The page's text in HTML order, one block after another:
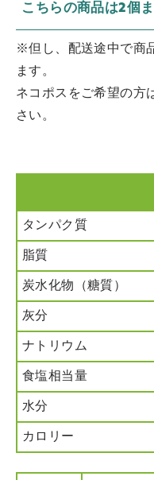
こちらの商品は2個
※但し、配送途中で商
ます。
ネコポスをご希望の方
さい。
タンパク質
脂質
炭水化物（糖質）
灰分
ナトリウム
食塩相当量
水分
カロリー